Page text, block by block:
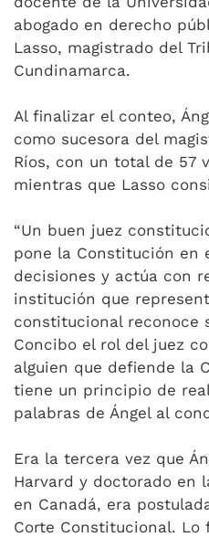
abogado en derecho
Lasso, magistrado del
Cundinamarca.
Al finalizar el conteo,
como sucesora del
Ríos, con un total de 57
mientras que Lasso
“Un buen juez
pone la Constitución en
decisiones y actúa con
institución que
constitucional reconoce
Concibo el rol del juez
alguien que defiende la
tiene un principio de
palabras de Ángel al
Era la tercera vez que
Harvard y doctorado en
en Canadá, era
Corte Constitucional. Lo